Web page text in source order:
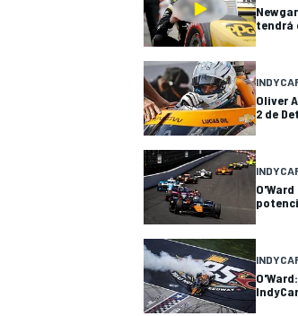
NASCAR CUP
tendrá
Oliver
2 de
IndyCar